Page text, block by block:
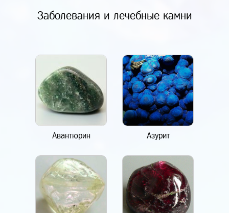
Заболевания и лечебные камни
Авантюрин Азурит